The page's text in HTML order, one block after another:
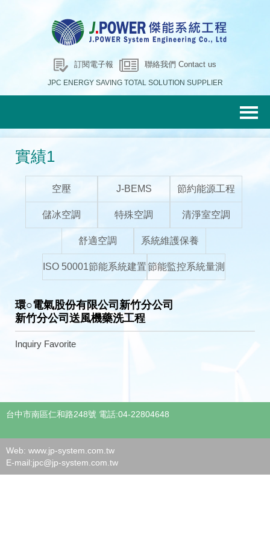
訂閱電子報 聯絡我們 Contact us
JPC ENERGY SAVING TOTAL SOLUTION SUPPLIER
實績1
空壓 J-BEMS 節約能源工程
儲冰空調 特殊空調 清淨室空調
舒適空調 系統維護保養
ISO 50001節能系統建置節能監控系統量測
環○電氣股份有限公司新竹分公司
新竹分公司送風機藥洗工程
Inquiry Favorite
台中市南區仁和路248號 電話:04-22804648
Web: www.jp-system.com.tw
E-mail:jpc@jp-system.com.tw